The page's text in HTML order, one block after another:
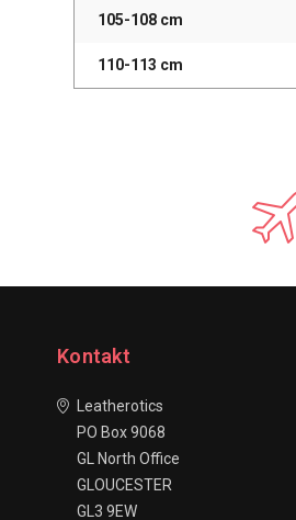
105-108 cm
110-113 cm
Kontakt
Leatherotics
PO Box 9068
GL North Office
GLOUCESTER
GL3 9EW